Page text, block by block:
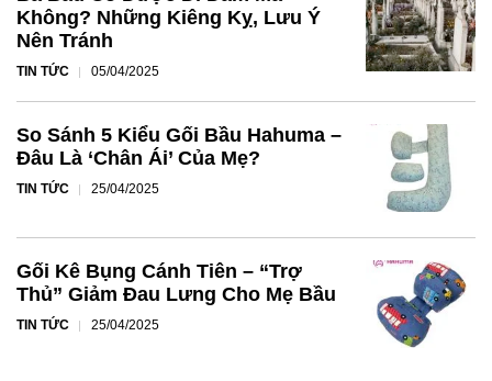
Không? Những Kiêng Kỵ, Lưu Ý
Nên Tránh
TIN TỨC 05/04/2025
So Sánh 5 Kiểu Gối Bầu Hahuma –
Đâu Là ‘Chân Ái’ Của Mẹ?
TIN TỨC 25/04/2025
Gối Kê Bụng Cánh Tiên – “Trợ
Thủ” Giảm Đau Lưng Cho Mẹ Bầu
TIN TỨC 25/04/2025